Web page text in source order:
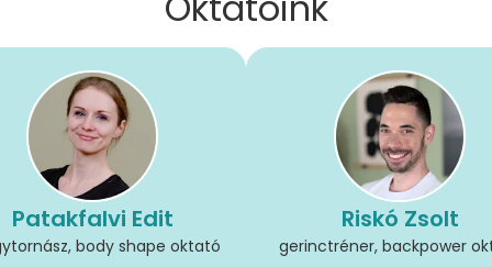
Patakfalvi Edit
body shape oktató
Riskó Zsolt
gerinctréner, backpower